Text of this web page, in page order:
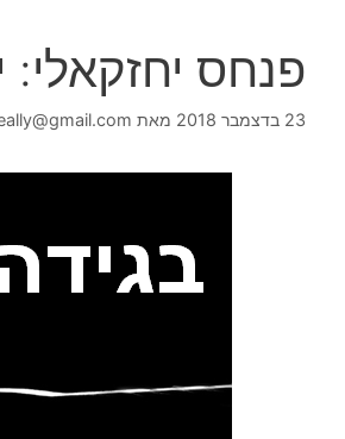
פנחס יחזקאלי:
23 בדצמבר 2018 מאת